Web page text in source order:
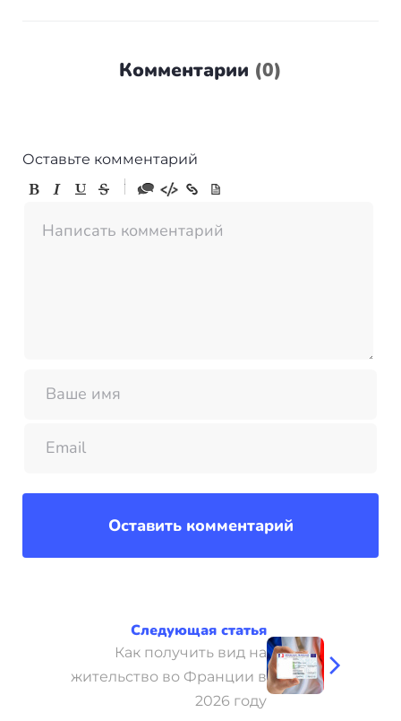
Комментарии (0)
Оставьте комментарий
-
-
-
-
Следующая статья
Как получить вид на
жительство во Франции в
2026 году